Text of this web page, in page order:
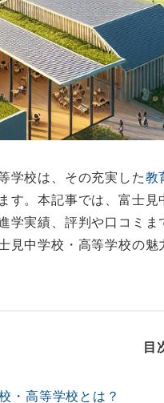
学校は、その充実した教
す。本記事では、富士
学実績、評判や口コミ
見中学校・高等学校の
目
・高等学校とは？